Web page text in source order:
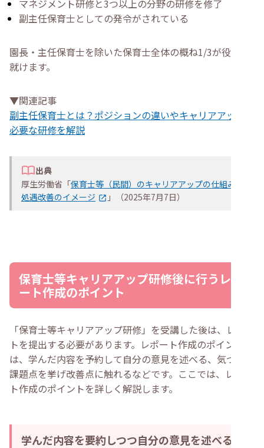
マネジメント研修と3つ以上の分野の研修を修了
副主任保育士としての発令がされている
園長・主任保育士を除いた保育士全体の概ね1/3が役職に
就けます。
▼関連記事
副主任保育士とは？ポジションの違いやキャリアアップに
必要な研修を解説
出典
厚生労働省「保育士等（民間）のキャリアアップの仕組み・
処遇改善のイメージ
」（2025年7月7日）
保育士等キャリアアップ研修後に行うレポ
ート作成のポイント
「保育士等キャリアアップ研修」を受講した後は、レポー
トを提出する必要があります。レポート作成のポイント
は、学んだ内容を予約して自分の意見を述べる、気づいた
課題点を挙げ改善点に触れるなどです。ここでは、レポー
ト作成のポイントを詳しく解説します。
学んだ内容を要約しつつ自分の意見を述べる